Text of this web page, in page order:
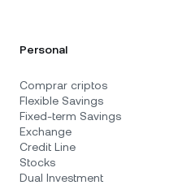
Personal
Comprar criptos
Flexible Savings
Fixed-term Savings
Exchange
Credit Line
Stocks
Dual Investment